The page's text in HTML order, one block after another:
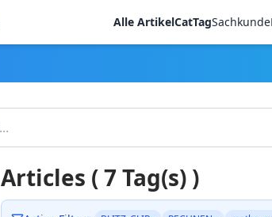
Alle ArtikelCatTagSachkunde
Articles ( 7 Tag(s) )